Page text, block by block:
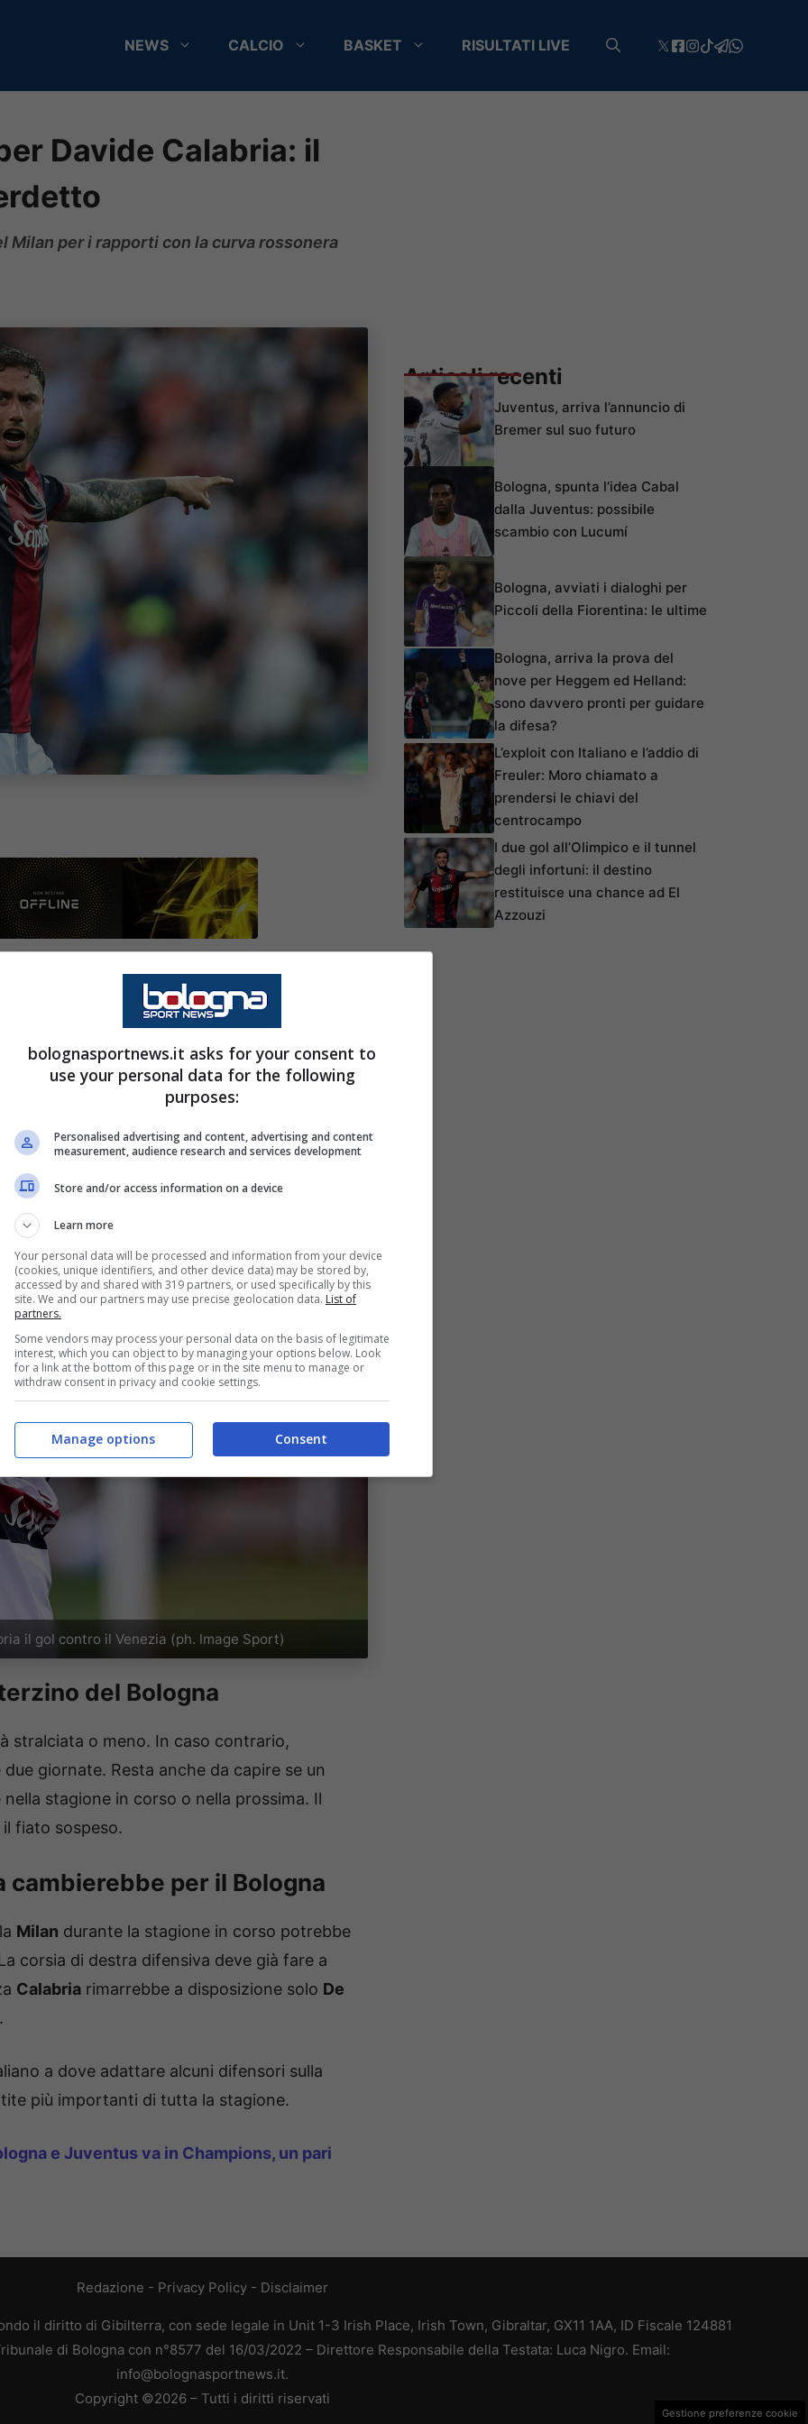
NEWS CALCIO BASKET RISULTATI LIVE
Davide Calabria: il
Milan per i rapporti con la curva rossonera
di eInter,come riportato da
la notizia della multa e squalifica per una
patteggiamento di entrambi.
delMilanora alBologna . Il terzino sarebbe
con la curva rossonera. A differenza dei
patteggiare e tra pochi giorni sarà interrogato
il gol contro il Venezia (ph. Image Sport)
del Bologna
stralciata o meno. In caso contrario,
giornate. Resta anche da capire se un
stagione in corso o nella prossima. Il
fiato sospeso.
cambierebbe per il Bologna
Milan durante la stagione in corso potrebbe
corsia di destra difensiva deve già fare a
Calabria rimarrebbe a disposizione solo De
a dove adattare alcuni difensori sulla
più importanti di tutta la stagione.
e Juventus va in Champions, un pari
Articoli recenti
Juventus, arriva l’annuncio di
Bremer sul suo futuro
Bologna, spunta l’idea Cabal
dalla Juventus: possibile
scambio con Lucumí
Bologna, avviati i dialoghi per
Piccoli della Fiorentina: le ultime
Bologna, arriva la prova del
nove per Heggem ed Helland:
sono davvero pronti per guidare
la difesa?
L’exploit con Italiano e l’addio di
Freuler: Moro chiamato a
prendersi le chiavi del
centrocampo
I due gol all’Olimpico e il tunnel
degli infortuni: il destino
restituisce una chance ad El
Azzouzi
Redazione - Privacy Policy- Disclaimer
il diritto di Gibilterra, con sede legale in Unit 1-3 Irish Place, Irish Town, Gibraltar, GX11 1AA, ID Fiscale 124881
di Bologna con n°8577 del 16/03/2022 – Direttore Responsabile della Testata: Luca Nigro. Email:
info@bolognasportnews.it.
Copyright ©2026 – Tutti i diritti riservati
Gestione preferenze cookie
bolognasportnews.it asks for your consent to
use your personal data for the following
purposes:
Personalised advertising and content, advertising and content
measurement, audience research and services development
Store and/or access information on a device
Learn more
Your personal data will be processed and information from your device
(cookies, unique identifiers, and other device data) may be stored by,
accessed by and shared with 319 partners, or used specifically by this
site. We and our partners may use precise geolocation data. List of
partners.
Some vendors may process your personal data on the basis of legitimate
interest, which you can object to by managing your options below. Look
for a link at the bottom of this page or in the site menu to manage or
withdraw consent in privacy and cookie settings.
Consent
Manage options